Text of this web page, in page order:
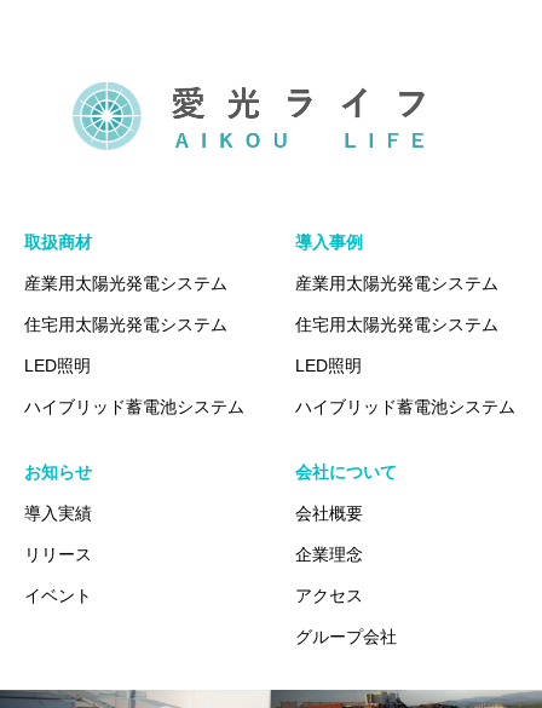
取扱商材
産業用太陽光発電システム
住宅用太陽光発電システム
LED照明
ハイブリッド蓄電池システム
導入事例
産業用太陽光発電システム
住宅用太陽光発電システム
LED照明
ハイブリッド蓄電池システム
お知らせ
導入実績
リリース
イベント
会社について
会社概要
企業理念
アクセス
グループ会社